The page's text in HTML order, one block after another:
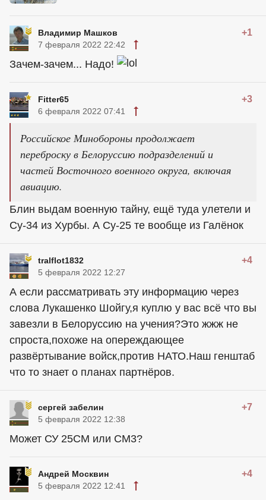
Владимир Машков +1
7 февраля 2022 22:42
Зачем-зачем... Надо!
Fitter65 +3
6 февраля 2022 07:41
Российское Минобороны продолжает
переброску в Белоруссию подразделений и
частей Восточного военного округа, включая
авиацию.
Блин выдам военную тайну, ещё туда улетели и
Су-34 из Хурбы. А Су-25 те вообще из Галёнок
tralflot1832 +4
5 февраля 2022 12:27
А если рассматривать эту информацию через
слова Лукашенко Шойгу,я куплю у вас всё что вы
завезли в Белоруссию на учения?Это жжж не
спроста,похоже на опереждающее
развёртывание войск,против НАТО.Наш генштаб
что то знает о планах партнёров.
сергей забелин +7
5 февраля 2022 12:38
Может СУ 25СМ или СМ3?
Андрей Москвин +4
5 февраля 2022 12:41